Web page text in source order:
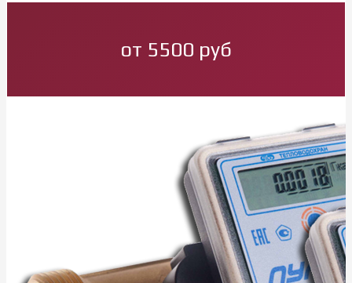
от 5500 руб